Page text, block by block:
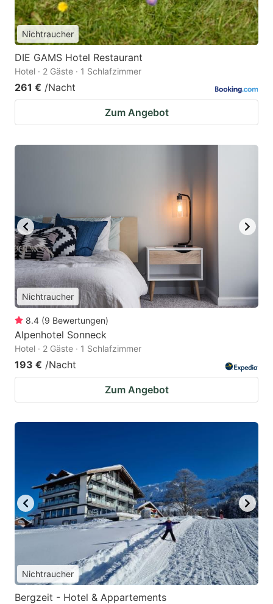
Nichtraucher
DIE GAMS Hotel Restaurant
Hotel · 2 Gäste · 1 Schlafzimmer
261 € /Nacht
Zum Angebot
Nichtraucher
8.4 (9 Bewertungen)
Alpenhotel Sonneck
Hotel · 2 Gäste · 1 Schlafzimmer
193 € /Nacht
Zum Angebot
Nichtraucher
Bergzeit - Hotel & Appartements